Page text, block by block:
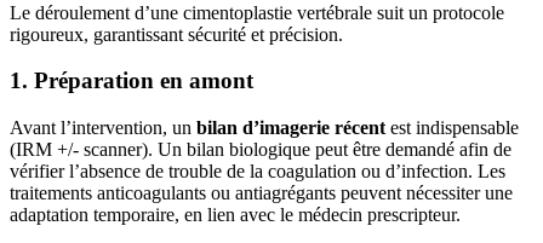
Le déroulement d’une cimentoplastie vertébrale suit un protocole
rigoureux, garantissant sécurité et précision.
1. Préparation en amont
Avant l’intervention, un bilan d’imagerie récent est indispensable
(IRM +/- scanner). Un bilan biologique peut être demandé afin de
vérifier l’absence de trouble de la coagulation ou d’infection. Les
traitements anticoagulants ou antiagrégants peuvent nécessiter une
adaptation temporaire, en lien avec le médecin prescripteur.